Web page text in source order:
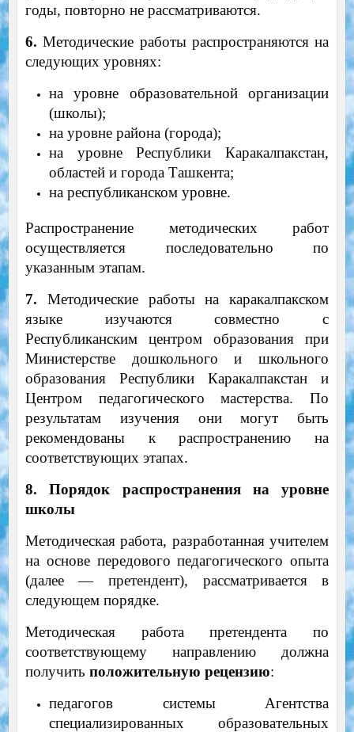
годы, повторно не рассматриваются.
6. Методические работы распространяются на
следующих уровнях:
на уровне образовательной организации
(школы);
на уровне района (города);
на уровне Республики Каракалпакстан,
областей и города Ташкента;
на республиканском уровне.
Распространение методических работ
осуществляется последовательно по
указанным этапам.
7. Методические работы на каракалпакском
языке изучаются совместно с
Республиканским центром образования при
Министерстве дошкольного и школьного
образования Республики Каракалпакстан и
Центром педагогического мастерства.По
результатам изучения они могут быть
рекомендованы к распространению на
соответствующих этапах.
8. Порядок распространения на уровне
школы
Методическая работа, разработанная учителем
на основе передового педагогического опыта
(далее — претендент), рассматривается в
следующем порядке.
Методическая работа претендента по
соответствующему направлению должна
получить положительную рецензию:
педагогов системы Агентства
специализированных образовательных